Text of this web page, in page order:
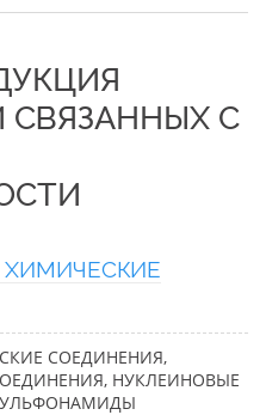
С
ХИМИЧЕСКИЕ
СОЕДИНЕНИЯ,
НУКЛЕИНОВЫЕ